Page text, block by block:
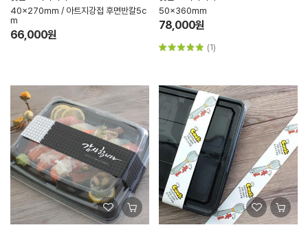
40x270mm / 아트지강접 후면반칼5c
m
66,000원
50x360mm
78,000원
(1)